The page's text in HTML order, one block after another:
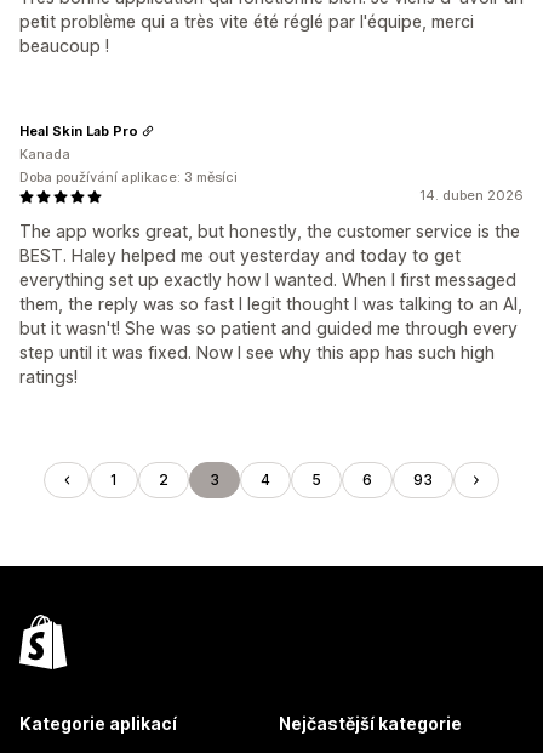
petit problème qui a très vite été réglé par l'équipe, merci
beaucoup !
14. duben 2026
The app works great, but honestly, the customer service is the
BEST. Haley helped me out yesterday and today to get
everything set up exactly how I wanted. When I first messaged
them, the reply was so fast I legit thought I was talking to an AI,
but it wasn't! She was so patient and guided me through every
step until it was fixed. Now I see why this app has such high
ratings!
Heal Skin Lab Pro
Kanada
Doba používání aplikace: 3 měsíci
1 2 3 4 5 6 93
Kategorie aplikací Nejčastější kategorie